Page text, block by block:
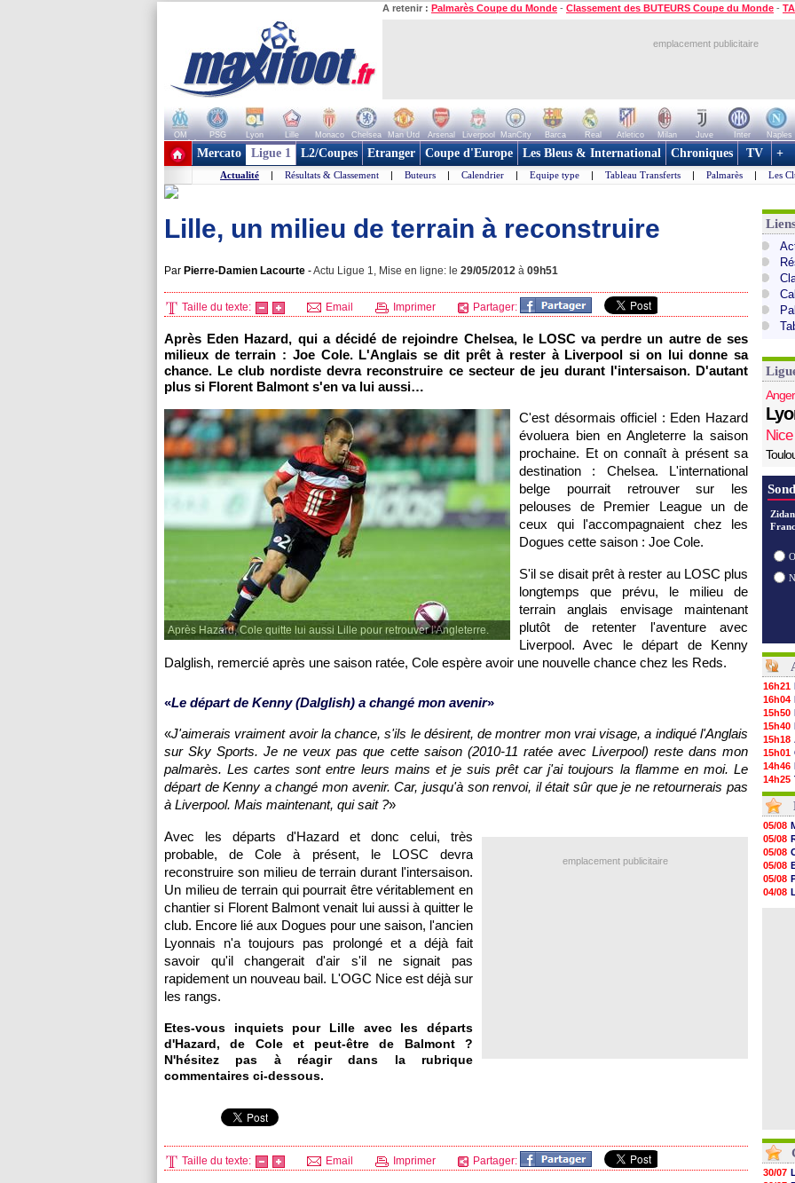
A retenir : Palmarès Coupe du Monde - Classement des BUTEURS Coupe du Monde -
emplacement publicitaire
OM PSG Lyon Lille Monaco Chelsea Man Utd Arsenal Liverpool ManCity Barca Real Atletico Milan Juve Inter Naples
+ de clubs
Mercato Ligue 1 L2/Coupes Etranger Coupe d'Europe Les Bleus & International Chroniques TV +
Actualité | Résultats & Classement | Buteurs | Calendrier | Equipe type | Tableau Transferts | Palmarès | Les
Lille, un milieu de terrain à reconstruire
Par Pierre-Damien Lacourte -Actu Ligue 1, Mise en ligne: le 29/05/2012 à 09h51
Taille du texte: Email Imprimer Partager:
Après Eden Hazard, qui a décidé de rejoindre Chelsea, le LOSCva perdre un autre de ses
milieux de terrain : Joe Cole. L'Anglais se dit prêt à rester à Liverpool si on lui donne sa
chance. Le club nordiste devra reconstruire ce secteur de jeu durant l'intersaison. D'autant
plus si Florent Balmont s'en va lui aussi…
Après Hazard, Cole quitte lui aussi Lille pour retrouver l'Angleterre.
C'est désormais officiel : Eden Hazard
évoluera bien en Angleterre la saison
prochaine. Et on connaît à présent sa
destination : Chelsea. L'international
belge pourrait retrouver sur les
pelouses de Premier League un de
ceux qui l'accompagnaient chez les
Dogues cette saison : Joe Cole.
S'il se disait prêt à rester au LOSC plus
longtemps que prévu, le milieu de
terrain anglais envisage maintenant
plutôt de retenter l'aventure avec
Liverpool. Avec le départ de Kenny
Dalglish, remercié après une saison ratée, Cole espère avoir une nouvelle chance chez les Reds.
«Le départ de Kenny (Dalglish) a changé mon avenir»
«J'aimerais vraiment avoir la chance, s'ils le désirent, de montrer mon vrai visage, a indiqué l'Anglais
sur Sky Sports. Je ne veux pas que cette saison (2010-11 ratée avec Liverpool) reste dans mon
palmarès. Les cartes sont entre leurs mains et je suis prêt car j'ai toujours la flamme en moi. Le
départ de Kenny a changé mon avenir. Car, jusqu'à son renvoi, il était sûr que je ne retournerais pas
à Liverpool. Mais maintenant, qui sait ?»
emplacement publicitaire
Avec les départs d'Hazard et donc celui, très
probable, de Cole à présent, le LOSC devra
reconstruire son milieu de terrain durant l'intersaison.
Un milieu de terrain qui pourrait être véritablement en
chantier si Florent Balmont venait lui aussi à quitter le
club. Encore lié aux Dogues pour une saison, l'ancien
Lyonnais n'a toujours pas prolongé et a déjà fait
savoir qu'il changerait d'air s'il ne signait pas
rapidement un nouveau bail. L'OGC Niceest déjà sur
les rangs.
Etes-vous inquiets pour Lille avec les départs
d'Hazard, de Cole et peut-être de Balmont ?
N'hésitez pas à réagir dans la rubrique
commentaires ci-dessous.
Taille du texte: Email Imprimer Partager:
Nice
16h21
16h04
15h50
15h40
15h18
15h01
14h46
14h25
14h12
13h51
13h29
13h11
12h46
12h28
12h10
11h58
11h35
05/08
05/08
05/08
05/08
05/08
04/08
30/07